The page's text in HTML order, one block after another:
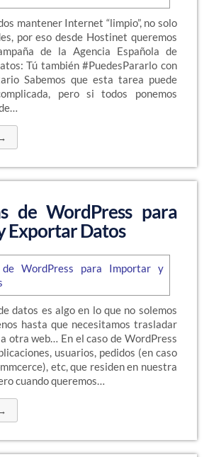
mantener Internet “limpio”, no solo
por eso desde Hostinet queremos
de la Agencia Española de
Tú también #PuedesPararlo con
Sabemos que esta tarea puede
pero si todos ponemos
de WordPress para
Exportar Datos
datos es algo en lo que no solemos
hasta que necesitamos trasladar
otra web… En el caso de WordPress
usuarios, pedidos (en caso
etc, que residen en nuestra
cuando queremos…